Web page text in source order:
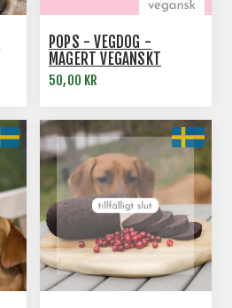
POPS - VEGDOG -
MAGERT VEGANSKT
HUNDGODIS
50,00 KR